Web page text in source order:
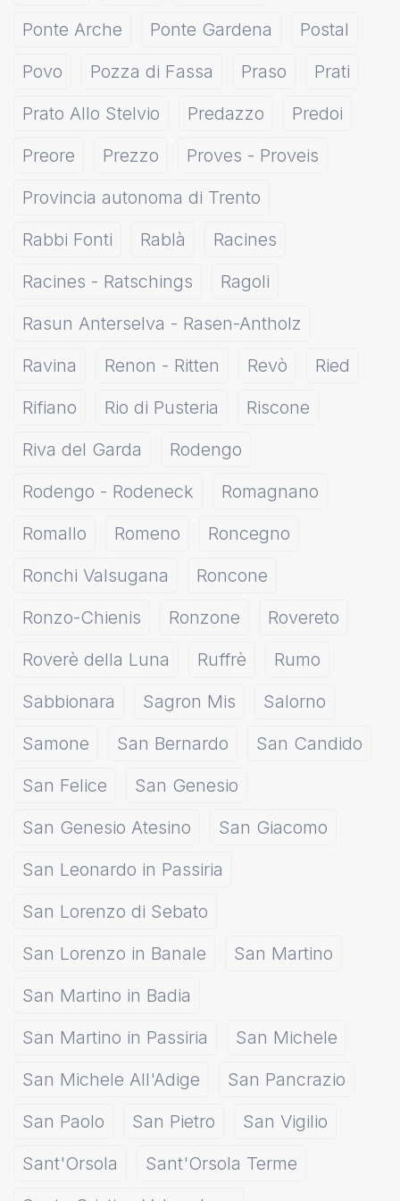
Ponte Arche Ponte Gardena
Postal
Povo
Pozza di Fassa Praso
Prati
Prato Allo Stelvio
Predazzo
Predoi
Preore
Prezzo
Proves - Proveis
Provincia autonoma di Trento
Rabbi Fonti
Rablà
Racines
Racines - Ratschings
Ragoli
Rasun Anterselva - Rasen-Antholz
Ravina
Renon - Ritten Revò
Ried
Rifiano
Rio di Pusteria
Riscone
Riva del Garda
Rodengo
Rodengo - Rodeneck
Romagnano
Romallo
Romeno
Roncegno
Ronchi Valsugana
Roncone
Ronzo-Chienis
Ronzone
Rovereto
Roverè della Luna
Ruffrè
Rumo
Sabbionara
Sagron Mis
Salorno
Samone
San Bernardo
San Candido
San Felice
San Genesio
San Genesio Atesino
San Giacomo
San Leonardo in Passiria
San Lorenzo di Sebato
San Lorenzo in Banale
San Martino
San Martino in Badia
San Martino in Passiria
San Michele
San Michele All'Adige
San Pancrazio
San Paolo
San Pietro
San Vigilio
Sant'Orsola
Sant'Orsola Terme